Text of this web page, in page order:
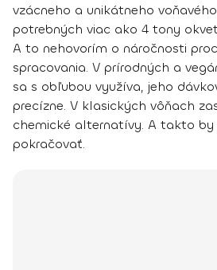
vzácneho a unikátneho
potrebných viac ako 4 tony
A to nehovorím o náročnosti
spracovania. V prírodných a
sa s obľubou využíva, jeho
precízne. V klasických vôňach
chemické alternatívy. A takto by
pokračovať.